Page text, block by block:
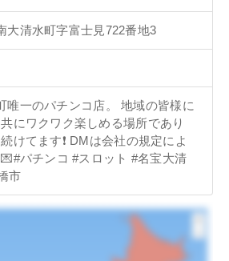
大清水町字富士見722番地3
唯一のパチンコ店。 地域の皆様に
にワクワク楽しめる場所であり
けてます❗️ DMは会社の規定によ
パチンコ #スロット #名宝大清
市